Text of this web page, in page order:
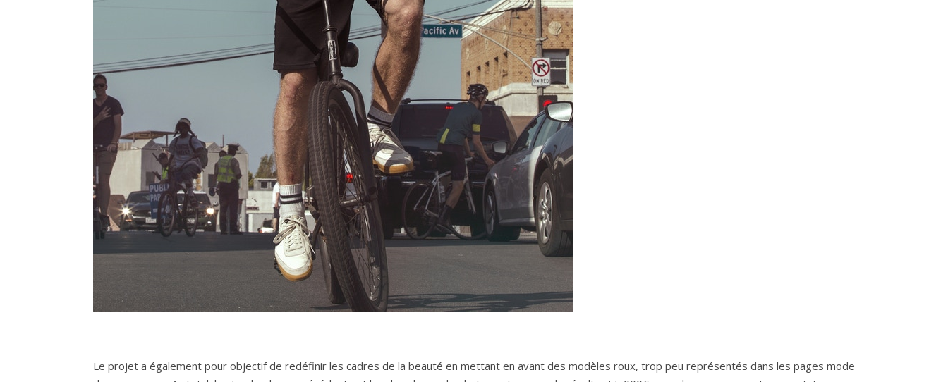
Le projet a également pour objectif de redéfinir les cadres de la beauté en mettant en avant des modèles roux, trop peu représentés dans les pages mode